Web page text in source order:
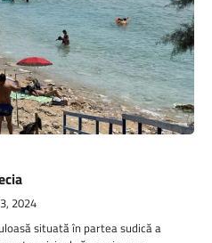
2024
situată în partea sudică a